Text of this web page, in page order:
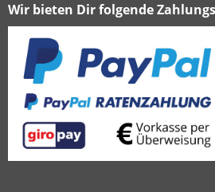
Wir bieten Dir folgende